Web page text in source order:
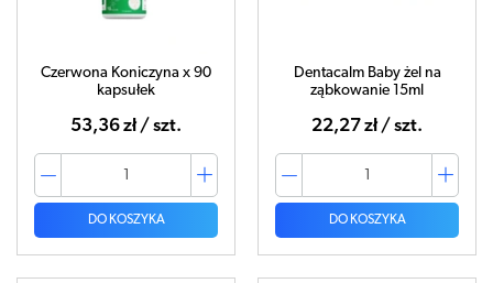
Czerwona Koniczyna x 90
kapsułek
53,36 zł / szt.
DO KOSZYKA
Dentacalm Baby żel na
ząbkowanie 15ml
22,27 zł / szt.
DO KOSZYKA